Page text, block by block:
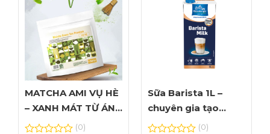
MATCHA AMI VỤ HÈ
– XANH MÁT TỪ ÁNH
NHÌN ĐẦU TIÊN
(0)
Sữa Barista 1L –
chuyên gia tạo
Foam đỉnh cao
(0)